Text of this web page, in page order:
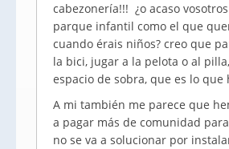
cabezonería!!! ¿o acaso
parque infantil como el que
cuando érais niños? creo que
la bici, jugar a la pelota o al
espacio de sobra, que es lo que
A mi también me parece que
a pagar más de comunidad
no se va a solucionar por